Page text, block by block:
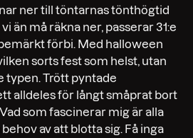
ner till töntarnas tönthögtid
än må räkna ner, passerar 31:e
förbi. Med halloween
sorts fest som helst, utan
typen. Trött pyntade
alldeles för långt småprat bort
som fascinerar mig är alla
av att blotta sig. Få inga